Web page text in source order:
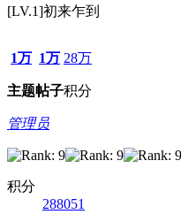
[LV.1]初来乍到
1万
主题
1万
帖子
28万
积分
管理员
积分
288051